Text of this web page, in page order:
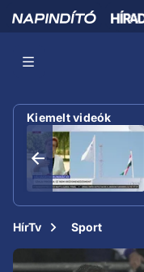
Kiemelt videók
HírTv Sport